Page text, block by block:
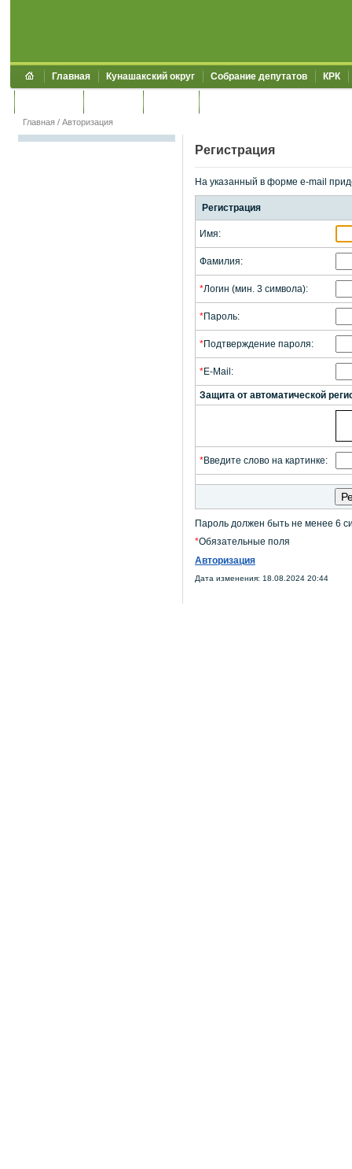
Главная Кунашакский округ Собрание депутатов КРК
Главная / Авторизация
Регистрация
На указанный в форме e-mail
Регистрация
Имя:
Фамилия:
*Логин (мин. 3 символа):
*Пароль:
*Подтверждение пароля:
*E-Mail:
Защита от автоматической
*Введите слово на картинке:
Пароль должен быть не менее 6
*Обязательные поля
Авторизация
Дата изменения: 18.08.2024 20:44